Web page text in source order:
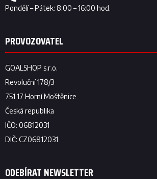
ODEBÍRAT NEWSLETTER